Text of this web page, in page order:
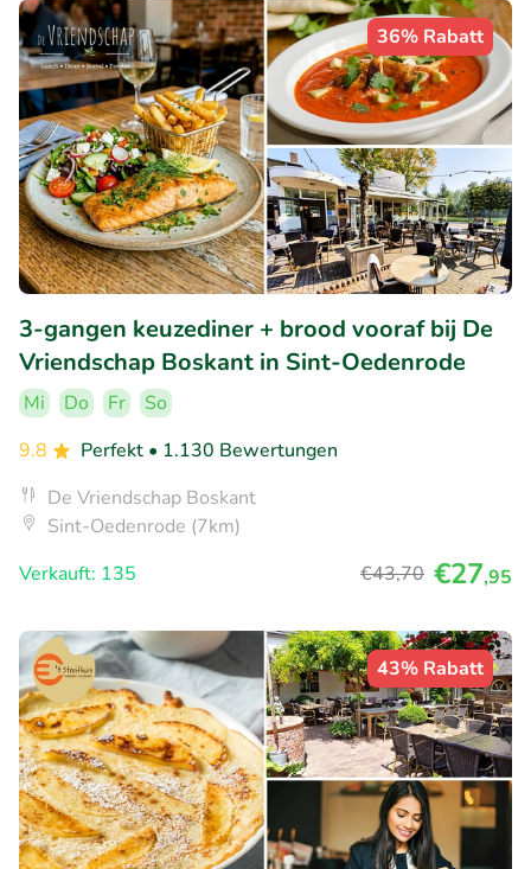
36% Rabatt
3-gangen keuzediner + brood vooraf bij De
Vriendschap Boskant in Sint-Oedenrode
Mi Do Fr
So
9.8
Perfekt • 1.130 Bewertungen
De Vriendschap Boskant
Sint-Oedenrode (7km)
Verkauft: 135
€43,70 €27,95
43% Rabatt